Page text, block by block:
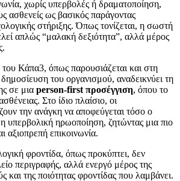
χωρίς υπερβολές ή δραματοποίηση,
ασθενείς ως βασικός παράγοντας
στήριξης. Όπως τονίζεται, η σωστή
απλώς “μαλακή δεξιότητα”, αλλά μέρος
Κάπα3, όπως παρουσιάζεται και στη
του οργανισμού, αναδεικνύει τη
σε μια person-first προσέγγιση, όπου το
Στο ίδιο πλαίσιο, οι
την ανάγκη να αποφεύγεται τόσο ο
υπερβολική ηρωοποίηση, ζητώντας μια πιο
αξιοπρεπή επικοινωνία.
φροντίδα, όπως προκύπτει, δεν
περιγραφής, αλλά ενεργό μέρος της
και της ποιότητας φροντίδας που λαμβάνει.